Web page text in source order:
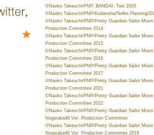
©Naoko Takeuchi/PNP, BANDAI, Toei 2003
©Naoko Takeuchi/PNP/Kodansha/Nelke Planning/
©Naoko Takeuchi/PNP/Pretty Guardian Sailor Moon
Production Committee 2014
©Naoko Takeuchi/PNP/Pretty Guardian Sailor Moon
Production Committee 2015
©Naoko Takeuchi/PNP/Pretty Guardian Sailor Moon
Production Committee 2016
©Naoko Takeuchi/PNP/Pretty Guardian Sailor Moon
Production Committee 2017
©Naoko Takeuchi/PNP/Pretty Guardian Sailor Moon
Production Committee 2021
©Naoko Takeuchi/PNP/Pretty Guardian Sailor Moon
Production Committee 2022
©Naoko Takeuchi/PNP/Pretty Guardian Sailor Moon
Nogizaka46 Ver. Production Committee
©Naoko Takeuchi/PNP/Pretty Guardian Sailor Moon
Nogizaka46 Ver. Production Committee 2019